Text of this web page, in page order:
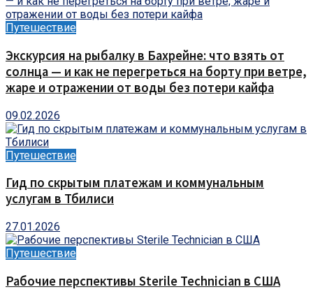
Путешествие
Экскурсия на рыбалку в Бахрейне: что взять от
солнца — и как не перегреться на борту при ветре,
жаре и отражении от воды без потери кайфа
09.02.2026
Путешествие
Гид по скрытым платежам и коммунальным
услугам в Тбилиси
27.01.2026
Путешествие
Рабочие перспективы Sterile Technician в США